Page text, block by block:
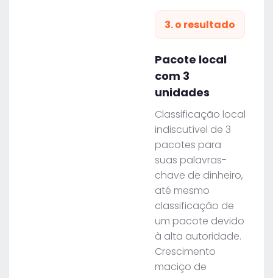
3. o resultado
Pacote local
com 3
unidades
Classificação local
indiscutível de 3
pacotes para
suas palavras-
chave de dinheiro,
até mesmo
classificação de
um pacote devido
à alta autoridade.
Crescimento
maciço de